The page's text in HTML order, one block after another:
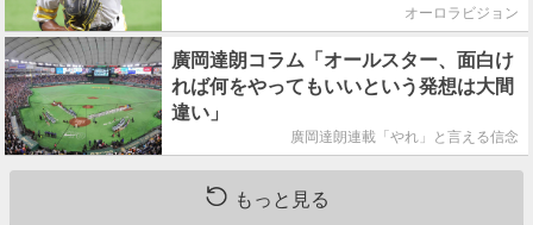
オーロラビジョン
廣岡達朗コラム「オールスター、面白け
れば何をやってもいいという発想は大間
違い」
廣岡達朗連載「やれ」と言える信念
もっと見る